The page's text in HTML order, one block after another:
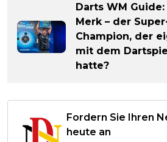
Darts WM
Merk – der
Champion, der
mit dem
hatte?
Fordern Sie Ihren
heute an